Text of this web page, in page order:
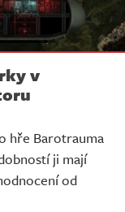
v
hře Barotrauma
ji mají
od